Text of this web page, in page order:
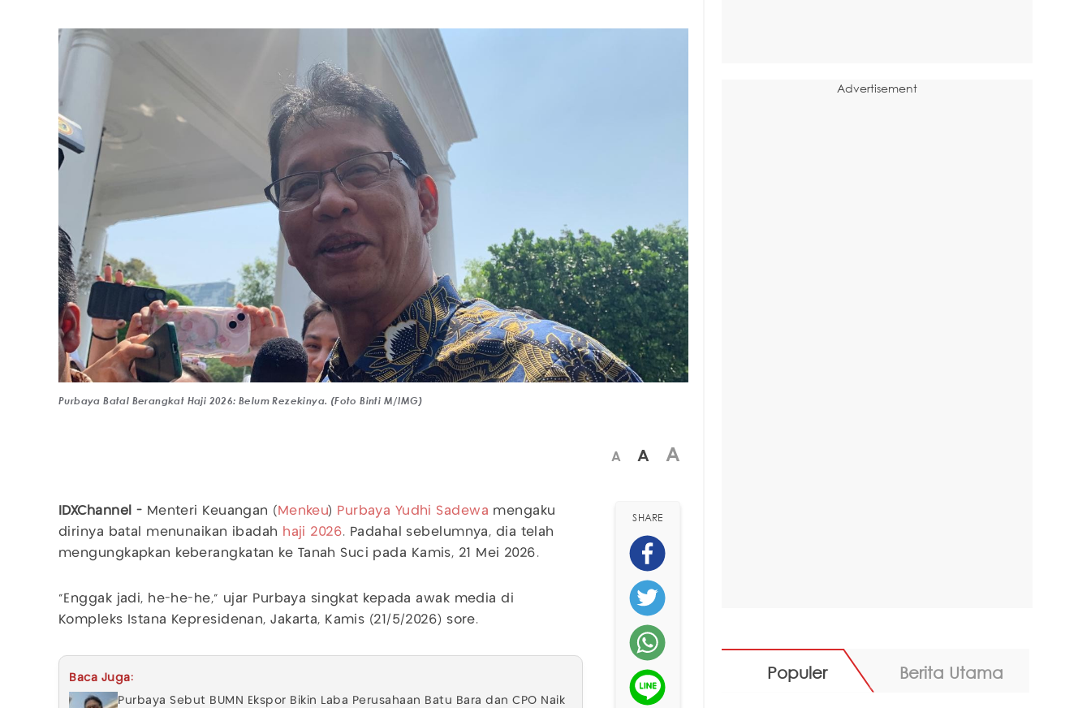
Purbaya Batal Berangkat Haji 2026: Belum Rezekinya. (Foto Binti M/IMG)
A A A
IDXChannel - Menteri Keuangan ( Menkeu) Purbaya Yudhi Sadewa mengaku
dirinya batal menunaikan ibadah haji 2026. Padahal sebelumnya, dia telah
mengungkapkan keberangkatan ke Tanah Suci pada Kamis, 21 Mei 2026.
"Enggak jadi, he-he-he," ujar Purbaya singkat kepada awak media di
Kompleks Istana Kepresidenan, Jakarta, Kamis (21/5/2026) sore.
Baca Juga:
Purbaya Sebut BUMN Ekspor Bikin Laba Perusahaan Batu Bara dan CPO Naik
SHARE
Advertisement
Populer Berita Utama